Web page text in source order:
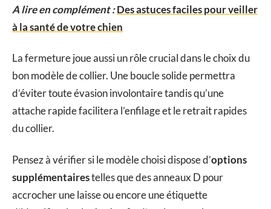
A lire en complément :Des astuces faciles pour veiller
à la santé de votre chien
La fermeture joue aussi un rôle crucial dans le choix du
bon modèle de collier. Une boucle solide permettra
d’éviter toute évasion involontaire tandis qu’une
attache rapide facilitera l’enfilage et le retrait rapides
du collier.
Pensez à vérifier si le modèle choisi dispose d’options
supplémentairestelles que des anneaux D pour
accrocher une laisse ou encore une étiquette